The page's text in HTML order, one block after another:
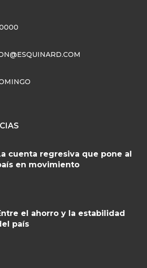
cuenta regresiva que pone al
en movimiento
el ahorro y la estabilidad
país